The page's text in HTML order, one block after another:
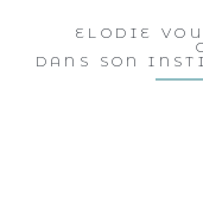
ELODIE
DANS SON